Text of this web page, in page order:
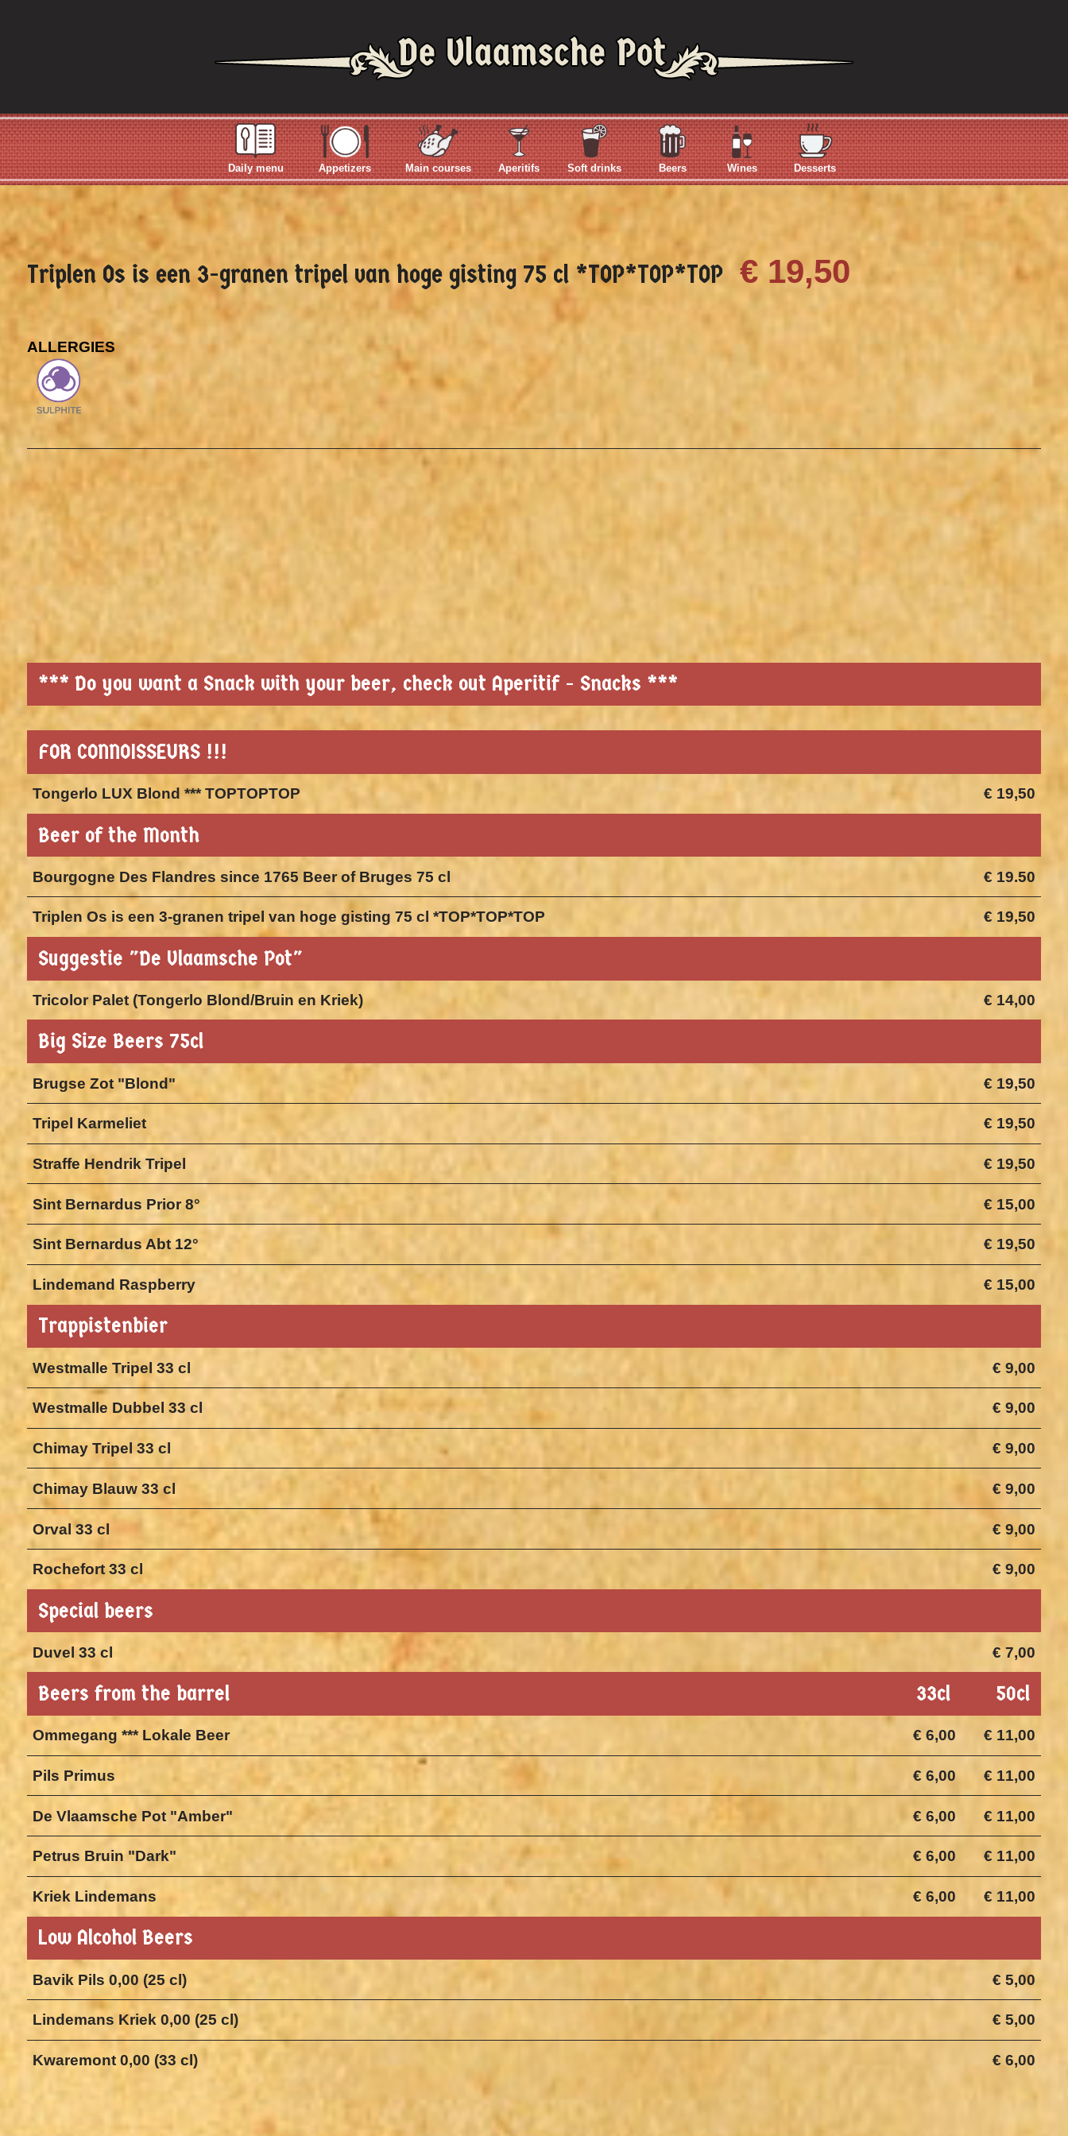
Daily menu Appetizers Main courses Aperitifs Soft drinks Beers Wines Desserts
Triplen Os is een 3-granen tripel van hoge gisting 75 cl *TOP*TOP*TOP € 19,50
ALLERGIES
*** Do you want a Snack with your beer, check out Aperitif - Snacks ***
FOR CONNOISSEURS !!!
€ 19,50
Tongerlo LUX Blond *** TOPTOPTOP
Beer of the Month
€ 19.50
Bourgogne Des Flandres since 1765 Beer of Bruges 75 cl
€ 19,50
Triplen Os is een 3-granen tripel van hoge gisting 75 cl *TOP*TOP*TOP
Suggestie "De Vlaamsche Pot"
€ 14,00
Tricolor Palet (Tongerlo Blond/Bruin en Kriek)
Big Size Beers 75cl
€ 19,50
Brugse Zot "Blond"
€ 19,50
Tripel Karmeliet
€ 19,50
Straffe Hendrik Tripel
€ 15,00
Sint Bernardus Prior 8°
€ 19,50
Sint Bernardus Abt 12°
€ 15,00
Lindemand Raspberry
Trappistenbier
€ 9,00
Westmalle Tripel 33 cl
€ 9,00
Westmalle Dubbel 33 cl
€ 9,00
Chimay Tripel 33 cl
€ 9,00
Chimay Blauw 33 cl
€ 9,00
Orval 33 cl
€ 9,00
Rochefort 33 cl
Special beers
€ 7,00
Duvel 33 cl
Beers from the barrel 50cl
33cl
€ 11,00
€ 6,00
Ommegang *** Lokale Beer
€ 11,00
€ 6,00
Pils Primus
€ 11,00
€ 6,00
De Vlaamsche Pot "Amber"
€ 11,00
€ 6,00
Petrus Bruin "Dark"
€ 11,00
€ 6,00
Kriek Lindemans
Low Alcohol Beers
€ 5,00
Bavik Pils 0,00 (25 cl)
€ 5,00
Lindemans Kriek 0,00 (25 cl)
€ 6,00
Kwaremont 0,00 (33 cl)